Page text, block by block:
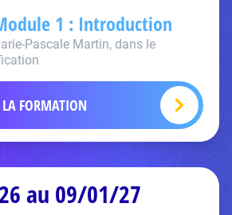
1 : Introduction
Pascale Martin, dans le
FORMATION
au 09/01/27